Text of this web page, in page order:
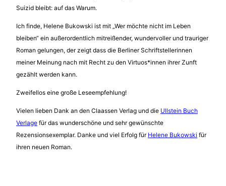
Suizid bleibt: auf das Warum.
Ich finde, Helene Bukowski ist mit „Wer möchte nicht im Leben
bleiben“ ein außerordentlich mitreißender, wundervoller und trauriger
Roman gelungen, der zeigt dass die Berliner Schriftstellerinnen
meiner Meinung nach mit Recht zu den Virtuos*innen ihrer Zunft
gezählt werden kann.
Zweifellos eine große Leseempfehlung!
Vielen lieben Dank an den Claassen Verlag und die Ullstein Buch
Verlage für das wunderschöne und sehr gewünschte
Rezensionsexemplar. Danke und viel Erfolg für Helene Bukowski für
ihren neuen Roman.